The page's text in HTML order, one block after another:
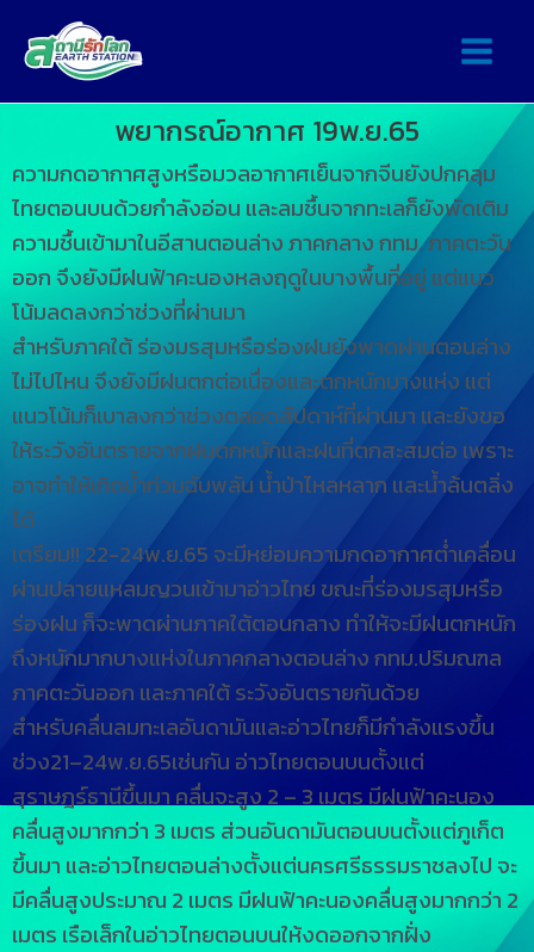
พยากรณ์อากาศ 19พ.ย.65
ความกดอากาศสูงหรือมวลอากาศเย็นจากจีนยังปกคลุม
ไทยตอนบนด้วยกำลังอ่อน และลมชื้นจากทะเลก็ยังพัดเติม
ความชื้นเข้ามาในอีสานตอนล่าง ภาคกลาง กทม. ภาคตะวัน
ออก จึงยังมีฝนฟ้าคะนองหลงฤดูในบางพื้นที่อยู่ แต่แนว
โน้มลดลงกว่าช่วงที่ผ่านมา
สำหรับภาคใต้ ร่องมรสุมหรือร่องฝนยังพาดผ่านตอนล่าง
ไม่ไปไหน จึงยังมีฝนตกต่อเนื่องและตกหนักบางแห่ง แต่
แนวโน้มก็เบาลงกว่าช่วงตลอดสัปดาห์ที่ผ่านมา และยังขอ
ให้ระวังอันตรายจากฝนตกหนักและฝนที่ตกสะสมต่อ เพราะ
อาจทำให้เกิดน้ำท่วมฉับพลัน น้ำป่าไหลหลาก และน้ำล้นตลิ่ง
ได้
เตรียม!! 22-24พ.ย.65 จะมีหย่อมความกดอากาศต่ำเคลื่อน
ผ่านปลายแหลมญวนเข้ามาอ่าวไทย ขณะที่ร่องมรสุมหรือ
ร่องฝน ก็จะพาดผ่านภาคใต้ตอนกลาง ทำให้จะมีฝนตกหนัก
ถึงหนักมากบางแห่งในภาคกลางตอนล่าง กทม.ปริมณฑล
ภาคตะวันออก และภาคใต้ ระวังอันตรายกันด้วย
สำหรับคลื่นลมทะเลอันดามันและอ่าวไทยก็มีกำลังแรงขึ้น
ช่วง21–24พ.ย.65เช่นกัน อ่าวไทยตอนบนตั้งแต่
สุราษฎร์ธานีขึ้นมา คลื่นจะสูง 2 – 3 เมตร มีฝนฟ้าคะนอง
คลื่นสูงมากกว่า 3 เมตร ส่วนอันดามันตอนบนตั้งแต่ภูเก็ต
ขึ้นมา และอ่าวไทยตอนล่างตั้งแต่นครศรีธรรมราชลงไป จะ
มีคลื่นสูงประมาณ 2 เมตร มีฝนฟ้าคะนองคลื่นสูงมากกว่า 2
เมตร เรือเล็กในอ่าวไทยตอนบนให้งดออกจากฝั่ง